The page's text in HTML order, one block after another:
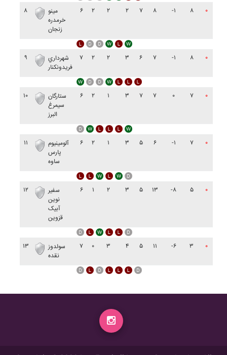
۸
مينو
خرمدره
زنجان
۶ ۲ ۲ ۲ ۷ ۸ -۱ ۸ ۰
۹
شهرداري
فريدونکنار
۷ ۲ ۲ ۳ ۶ ۷ -۱ ۸ ۰
۱۰
ستارگان
سيمرغ
البرز
۶ ۲ ۱ ۳ ۷ ۷ ۰ ۷ ۰
۱۱
آلومينيوم
پارس
ساوه
۶ ۲ ۱ ۳ ۵ ۶ -۱ ۷ ۰
۱۲
سفير
نوين
آبيک
قزوين
۶ ۱ ۲ ۳ ۵ ۱۳ -۸ ۵ ۰
۱۳
سولدوز
نقده
۷ ۰ ۳ ۴ ۵ ۱۱ -۶ ۳ ۰